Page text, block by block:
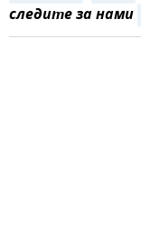
следите за нами